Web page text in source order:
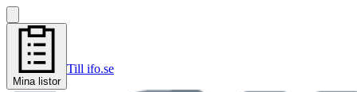
Mina listor
Till ifo.se